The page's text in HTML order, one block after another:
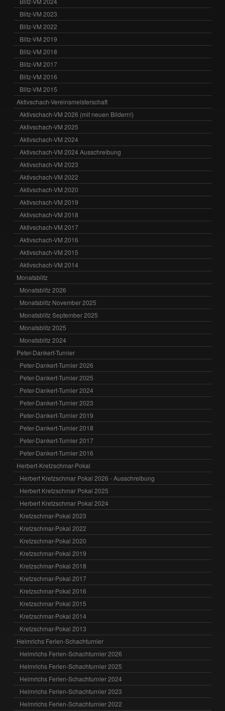
Blitz-VM 2023
Blitz-VM 2022
Blitz-VM 2019
Blitz-VM 2018
Blitz-VM 2017
Blitz-VM 2016
Blitz-VM 2015
Aktivschach-Vereinsmeisterschaft
Aktivschach-VM 2026 (mit neuen Bildern!)
Aktivschach-VM 2025
Aktivschach-VM 2024
Aktivschach-VM 2024 Ausschreibung
Aktivschach-VM 2023
Aktivschach-VM 2022
Aktivschach-VM 2020
Aktivschach-VM 2019
Aktivschach-VM 2018
Aktivschach-VM 2017
Aktivschach-VM 2016
Aktivschach-VM 2015
Aktivschach-VM 2014
Monatsblitz
Monatsblitz 2026
Monatsblitz November 2025
Monatsblitz September 2025
Monatsblitz 2025
Monatsblitz 2024
Peter-Dankert-Turnier
Peter-Dankert-Turnier 2026
Peter-Dankert-Turnier 2025
Peter-Dankert-Turnier 2024
Peter-Dankert-Turnier 2023
Peter-Dankert-Turnier 2019
Peter-Dankert-Turnier 2018
Peter-Dankert-Turnier 2017
Peter-Dankert-Turnier 2016
Herbert-Kretzschmar-Pokal
Herbert Kretzschmar Pokal 2026 - Ausschreibung
Herbert Kretzschmar Pokal 2025
Herbert Kretzschmar Pokal 2024
Kretzschmar-Pokal 2023
Kretzschmar-Pokal 2022
Kretzschmar-Pokal 2020
Kretzschmar-Pokal 2019
Kretzschmar-Pokal 2018
Kretzschmar-Pokal 2017
Kretzschmar-Pokal 2016
Kretzschmar Pokal 2015
Kretzschmar-Pokal 2014
Kretzschmar-Pokal 2013
Helmrichs Ferien-Schachturnier
Helmrichs Ferien-Schachturnier 2026
Helmrichs Ferien-Schachturnier 2025
Helmrichs Ferien-Schachturnier 2024
Helmrichs Ferien-Schachturnier 2023
Helmrichs Ferien-Schachturnier 2022